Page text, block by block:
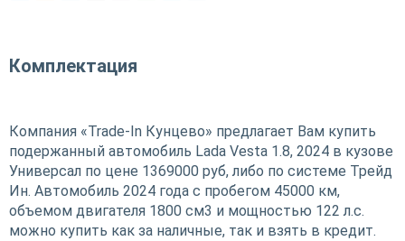
Комплектация
Компания «Trade-In Кунцево» предлагает Вам купить
подержанный автомобиль Lada Vesta 1.8, 2024 в кузове
Универсал по цене 1369000 руб, либо по системе Трейд
Ин. Автомобиль 2024 года с пробегом 45000 км,
объемом двигателя 1800 см3 и мощностью 122 л.с.
можно купить как за наличные, так и взять в кредит.